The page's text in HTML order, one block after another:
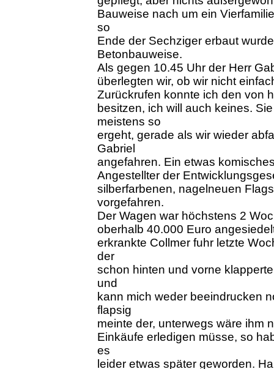
Bauweise nach um ein
so
Ende der Sechziger erbaut
Betonbauweise.
Als gegen 10.45 Uhr der Herr
überlegten wir, ob wir nicht
Zurückrufen konnte ich den von
besitzen, ich will auch keines.
meistens so
ergeht, gerade als wir wieder
Gabriel
angefahren. Ein etwas
Angestellter der
silberfarbenen, nagelneuen
vorgefahren.
Der Wagen war höchstens 2
oberhalb 40.000 Euro
erkrankte Collmer fuhr letzte
der
schon hinten und vorne
und
kann mich weder beeindrucken
flapsig
meinte der, unterwegs wäre ihm
Einkäufe erledigen müsse, so
es
leider etwas später geworden.